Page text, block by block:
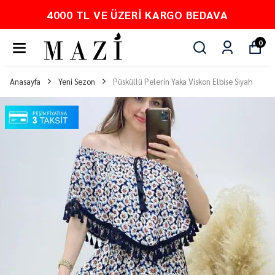
4000 TL VE ÜZERI KARGO BEDAVA
0
Anasayfa Yeni Sezon Püsküllü Pelerin Yaka Viskon Elbise Siyah